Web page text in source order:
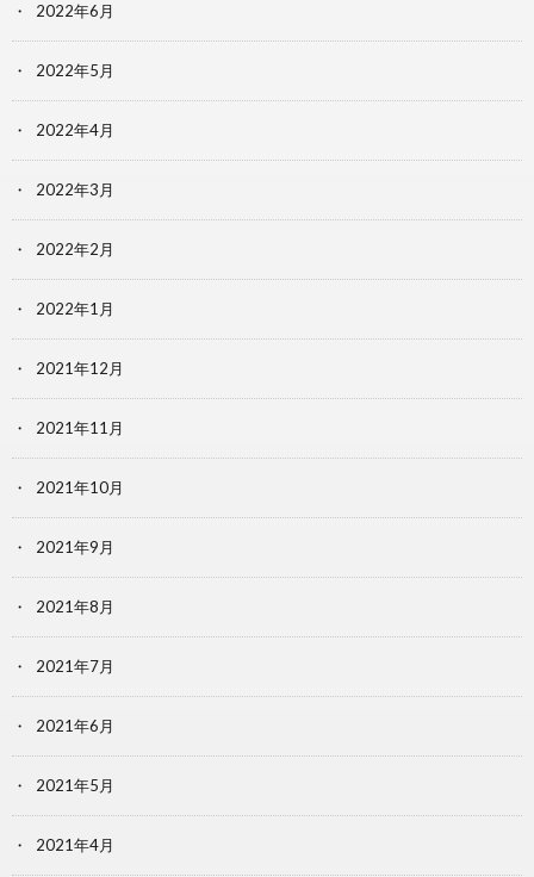
2022年6月
2022年5月
2022年4月
2022年3月
2022年2月
2022年1月
2021年12月
2021年11月
2021年10月
2021年9月
2021年8月
2021年7月
2021年6月
2021年5月
2021年4月